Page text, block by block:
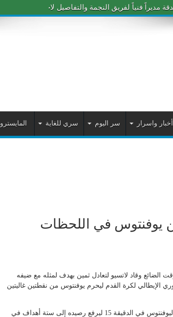
مديراً فنياً لفريق النجمة والتفاصيل لاحقاً
أخبار واسرار سر اليوم سري للغاية المايسترو
يوفنتوس في اللحظات
الضائع وقاد لاتسيو لتعادل ثمين بهدف لمثله مع ضيفه
الإيطالي لكرة القدم ليحرم يوفنتوس من نقطتين غاليتين
وسجل البرتغالي كريستيانو رونالدو هدف التقدم ليوفنتوس في الدقيقة 15 ليرفع رصيده إلى ستة أهداف في